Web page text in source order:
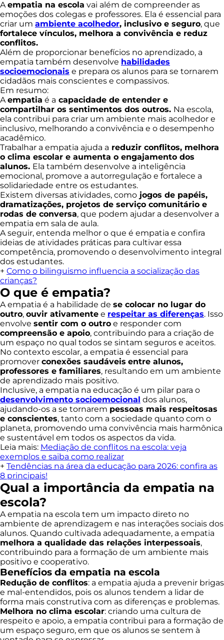
Aempatia na escola vai além de compreender as
emoções dos colegas e professores. Ela é essencial para
criar um ambiente acolhedor, inclusivo e seguro, que
fortalece vínculos, melhora a convivência e reduz
conflitos.
Além de proporcionar benefícios no aprendizado, a
empatia também desenvolve habilidades
socioemocionais e prepara os alunos para se tornarem
cidadãos mais conscientes e compassivos.
Em resumo:
Aempatia é a capacidade de entender e
compartilhar os sentimentos dos outros. Na escola,
ela contribui para criar um ambiente mais acolhedor e
inclusivo, melhorando a convivência e o desempenho
acadêmico.
Trabalhar a empatia ajuda a reduzir conflitos, melhora
o clima escolar e aumenta o engajamento dos
alunos. Ela também desenvolve a inteligência
emocional, promove a autorregulação e fortalece a
solidariedade entre os estudantes.
Existem diversas atividades, como jogos de papéis,
dramatizações, projetos de serviço comunitário e
rodas de conversa, que podem ajudar a desenvolver a
empatia em sala de aula.
A seguir, entenda melhor o que é empatia e confira
ideias de atividades práticas para cultivar essa
competência, promovendo o desenvolvimento integral
dos estudantes.
+ Como o bilinguismo influencia a socialização das
crianças?
O que é empatia?
A empatia é a habilidade de se colocar no lugar do
outro, ouvir ativamente e respeitar as diferenças. Isso
envolve sentir com o outro e responder com
compreensão e apoio, contribuindo para a criação de
um espaço no qual todos se sintam seguros e aceitos.
No contexto escolar, a empatia é essencial para
promover conexões saudáveis entre alunos,
professores e familiares, resultando em um ambiente
de aprendizado mais positivo.
Inclusive, a empatia na educação é um pilar para o
desenvolvimento socioemocional dos alunos,
ajudando-os a se tornarem pessoas mais respeitosas
e conscientes, tanto com a sociedade quanto com o
planeta, promovendo uma convivência mais harmônica
e sustentável em todos os aspectos da vida.
Leia mais: Mediação de conflitos na escola: veja
exemplos e saiba como realizar
+ Tendências na área da educação para 2026: confira as
8 principais!
Qual a importância da empatia na
escola?
A empatia na escola tem um impacto direto no
ambiente de aprendizagem e nas interações sociais dos
alunos. Quando cultivada adequadamente, a empatia
melhora a qualidade das relações interpessoais,
contribuindo para a formação de um ambiente mais
positivo e cooperativo.
Benefícios da empatia na escola
Redução de conflitos: a empatia ajuda a prevenir brigas
e mal-entendidos, pois os alunos tendem a lidar de
forma mais construtiva com as diferenças e problemas.
Melhora no clima escolar: criando uma cultura de
respeito e apoio, a empatia contribui para a formação de
um espaço seguro, em que os alunos se sentem à